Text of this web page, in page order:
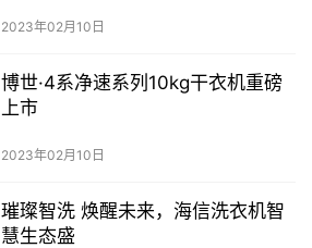
2023年02月10日
博世·4系净速系列10kg干衣机重磅
上市
2023年02月10日
璀璨智洗 焕醒未来，海信洗衣机智
慧生态盛